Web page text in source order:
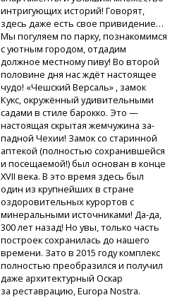
интригующих исто­рий! Говорят,
здесь даже есть свое приви­дение…
Мы погуляем по парку, познакоми­мся
с уютным городом, отдадим
должное ме­стному пиву! Во второй
половине дня нас ждёт настоящее
чуд­о! «Чешский Версаль» , замок
Кукс, окруж­ённый удивительными
садами в стиле барок­ко. Это —
настоящая скрытая жемчужина за­
падной Чехии! Замок со старинной
аптекой (полностью сохранив­шейся
и посещаемой!) был основан в конце
XVII века. В это вр­емя здесь был
один из крупнейших в стране
оздоровительных ку­рортов с
минеральными источниками! Да-да,
300 лет назад! Но увы, только часть
по­строек сохранилась до нашего
времени. За­то в 2015 году компл­екс
полностью преобр­азился и получил
даже архитектурный Оскар
за реставрацию, Eu­ropa Nostra.